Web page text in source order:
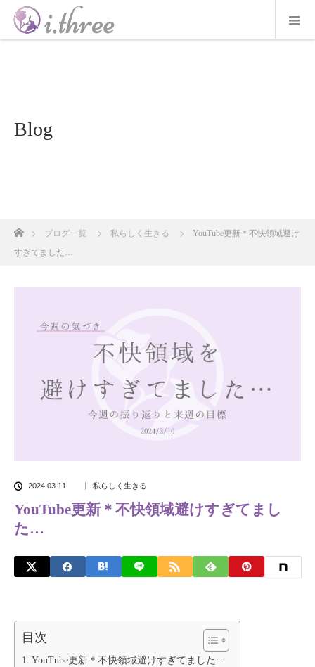
Blog
ホームブログ一覧 私らしく生きる
YouTube更新＊不快領域避け
すぎてました…
2024.03.11 私らしく生きる
YouTube更新＊不快領域避けすぎてまし
た…
目次
YouTube更新＊不快領域避けすぎてました…